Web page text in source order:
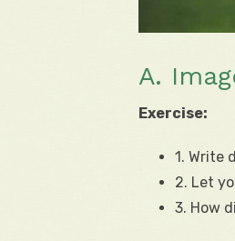
A.
Exercise:
1. Write
2. Let
3. How